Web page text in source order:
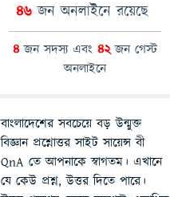
46জন অনলাইনে রয়েছে
4 জন সদস্য এবং 42জন গেস্ট
অনলাইনে
বাংলাদেশের সবচেয়ে বড় উন্মুক্ত
বিজ্ঞান প্রশ্নোত্তর সাইট সায়েন্স বী
QnA তে আপনাকে স্বাগতম। এখানে
যে কেউ প্রশ্ন, উত্তর দিতে পারে।